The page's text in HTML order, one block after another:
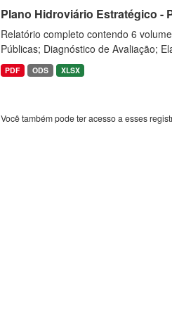
Plano Hidroviário Estratégico -
Relatório completo contendo 6
Públicas; Diagnóstico de Avaliação;
PDF ODS XLSX
Você também pode ter acesso a esses